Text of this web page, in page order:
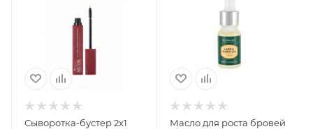
Сыворотка-бустер 2х1
Масло для роста бровей